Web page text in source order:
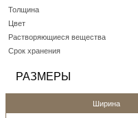
Толщина
Цвет
Растворяющиеся вещества
Срок хранения
РАЗМЕРЫ
Ширина